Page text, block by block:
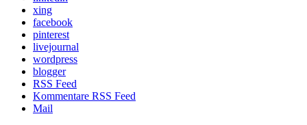
xing
facebook
pinterest
livejournal
wordpress
blogger
RSS Feed
Kommentare RSS Feed
Mail